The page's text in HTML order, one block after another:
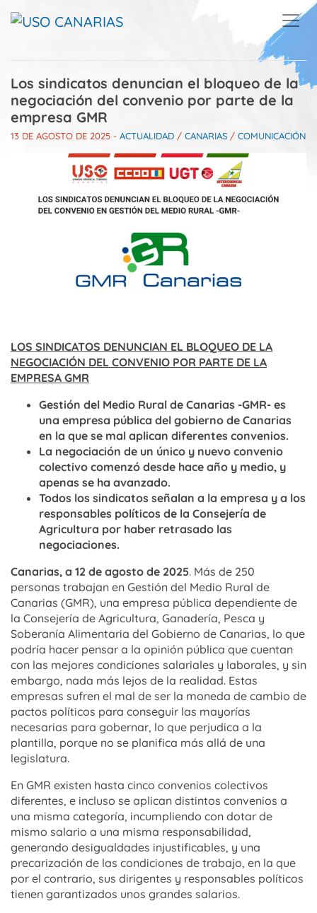
Los sindicatos denuncian el bloqueo de la
negociación del convenio por parte de la
empresa GMR
13 DE AGOSTO DE 2025 - ACTUALIDAD / CANARIAS / COMUNICACIÓN
LOS SINDICATOS DENUNCIAN EL BLOQUEO DE LA
NEGOCIACIÓN DEL CONVENIO POR PARTE DE LA
EMPRESA GMR
Gestión del Medio Rural de Canarias -GMR- es
una empresa pública del gobierno de Canarias
en la que se mal aplican diferentes convenios.
La negociación de un único y nuevo convenio
colectivo comenzó desde hace año y medio, y
apenas se ha avanzado.
Todos los sindicatos señalan a la empresa y a los
responsables políticos de la Consejería de
Agricultura por haber retrasado las
negociaciones.
Canarias, a 12 de agosto de 2025. Más de 250
personas trabajan en Gestión del Medio Rural de
Canarias (GMR), una empresa pública dependiente de
la Consejería de Agricultura, Ganadería, Pesca y
Soberanía Alimentaria del Gobierno de Canarias, lo que
podría hacer pensar a la opinión pública que cuentan
con las mejores condiciones salariales y laborales, y sin
embargo, nada más lejos de la realidad. Estas
empresas sufren el mal de ser la moneda de cambio de
pactos políticos para conseguir las mayorías
necesarias para gobernar, lo que perjudica a la
plantilla, porque no se planifica más allá de una
legislatura.
En GMR existen hasta cinco convenios colectivos
diferentes, e incluso se aplican distintos convenios a
una misma categoría, incumpliendo con dotar de
mismo salario a una misma responsabilidad,
generando desigualdades injustificables, y una
precarización de las condiciones de trabajo, en la que
por el contrario, sus dirigentes y responsables políticos
tienen garantizados unos grandes salarios.